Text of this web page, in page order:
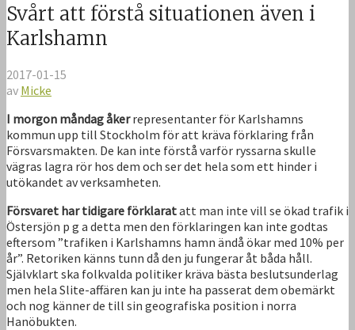
Svårt att förstå situationen även i
Karlshamn
2017-01-15
av Micke
I morgon måndag åkerrepresentanter för Karlshamns
kommun upp till Stockholm för att kräva förklaring från
Försvarsmakten. De kan inte förstå varför ryssarna skulle
vägras lagra rör hos dem och ser det hela som ett hinder i
utökandet av verksamheten.
Försvaret har tidigare förklaratatt man inte vill se ökad trafik i
Östersjön p g a detta men den förklaringen kan inte godtas
eftersom ”trafiken i Karlshamns hamn ändå ökar med 10% per
år”. Retoriken känns tunn då den ju fungerar åt båda håll.
Självklart ska folkvalda politiker kräva bästa beslutsunderlag
men hela Slite-affären kan ju inte ha passerat dem obemärkt
och nog känner de till sin geografiska position i norra
Hanöbukten.